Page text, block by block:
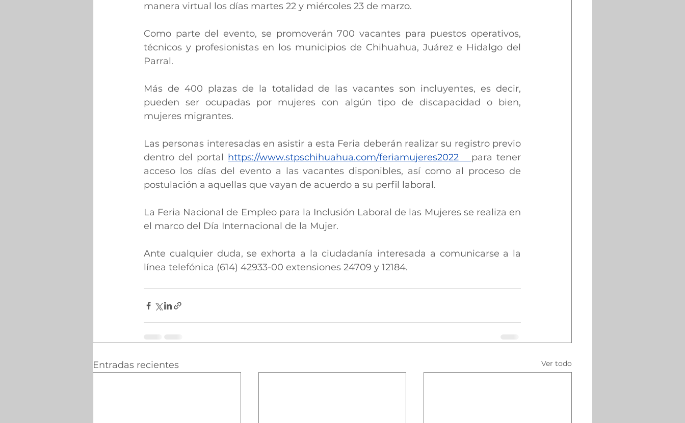
manera virtual los días martes 22 y miércoles 23 de marzo.
Como parte del evento, se promoverán 700 vacantes para puestos operativos,
técnicos y profesionistas en los municipios de Chihuahua, Juárez e Hidalgo del
Parral.
Más de 400 plazas de la totalidad de las vacantes son incluyentes, es decir,
pueden ser ocupadas por mujeres con algún tipo de discapacidad o bien,
mujeres migrantes.
Las personas interesadas en asistir a esta Feria deberán realizar su registro previo
dentro del portal https://www.stpschihuahua.com/feriamujeres2022
para tener
acceso los días del evento a las vacantes disponibles, así como al proceso de
postulación a aquellas que vayan de acuerdo a su perfil laboral.
La Feria Nacional de Empleo para la Inclusión Laboral de las Mujeres se realiza en
el marco del Día Internacional de la Mujer.
Ante cualquier duda, se exhorta a la ciudadanía interesada a comunicarse a la
línea telefónica (614) 42933-00 extensiones 24709 y 12184.
Entradas recientes Ver todo